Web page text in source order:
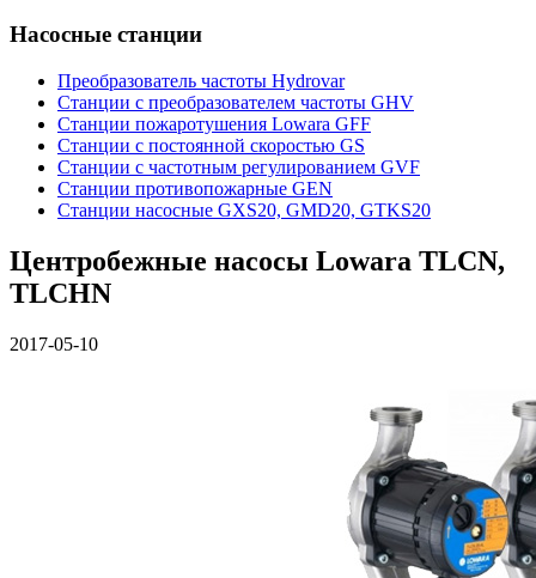
Насосные станции
Преобразователь частоты Hydrovar
Станции с преобразователем частоты GHV
Станции пожаротушения Lowara GFF
Станции с постоянной скоростью GS
Станции с частотным регулированием GVF
Станции противопожарные GEN
Станции насосные GXS20, GMD20, GTKS20
Центробежные насосы Lowara TLCN,
TLCHN
2017-05-10